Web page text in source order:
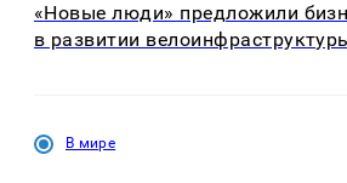
«Новые люди» предложили
в развитии
В мире